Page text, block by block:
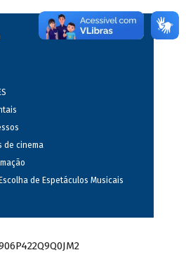
de cinema
de Espetáculos Musicais